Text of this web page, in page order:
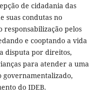
de cidadania das
suas condutas no
pelos
e cooptando a vida
disputa por direitos,
para atender a uma
governamentalizado,
do IDEB.